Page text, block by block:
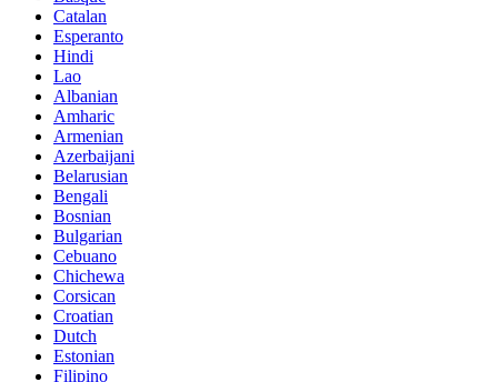
Catalan
Esperanto
Hindi
Lao
Albanian
Amharic
Armenian
Azerbaijani
Belarusian
Bengali
Bosnian
Bulgarian
Cebuano
Chichewa
Corsican
Croatian
Dutch
Estonian
Filipino